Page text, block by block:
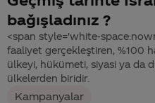
bağışladınız ?
<span style='white-
faaliyet gerçekleştiren, %100
ülkeyi, hükümeti, siyasi ya da
ülkelerden biridir.
Kampanyalar